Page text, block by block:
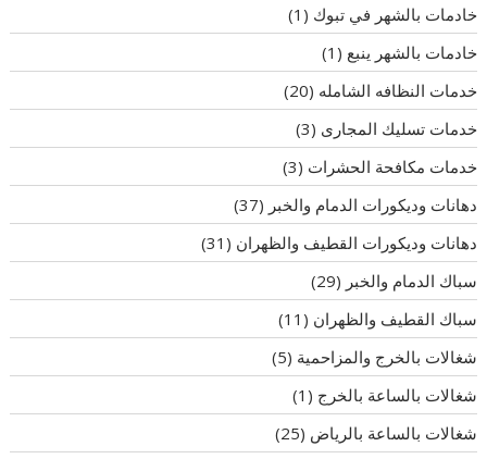
خادمات بالشهر في تبوك (1)
خادمات بالشهر ينبع (1)
خدمات النظافه الشامله (20)
خدمات تسليك المجارى (3)
خدمات مكافحة الحشرات (3)
دهانات وديكورات الدمام والخبر (37)
دهانات وديكورات القطيف والظهران (31)
سباك الدمام والخبر (29)
سباك القطيف والظهران (11)
شغالات بالخرج والمزاحمية (5)
شغالات بالساعة بالخرج (1)
شغالات بالساعة بالرياض (25)